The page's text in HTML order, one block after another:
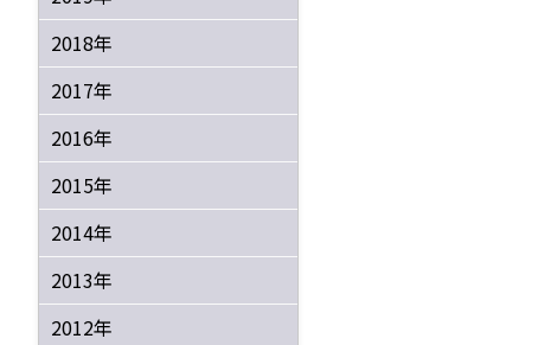
2018年
2017年
2016年
2015年
2014年
2013年
2012年